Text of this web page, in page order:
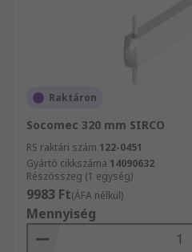
Raktáron
Socomec 320 mm SIRCO
RS raktári szám 122-0451
Gyártó cikkszáma 14090632
Részösszeg (1 egység)
9983 Ft(ÁFA nélkül)
Mennyiség